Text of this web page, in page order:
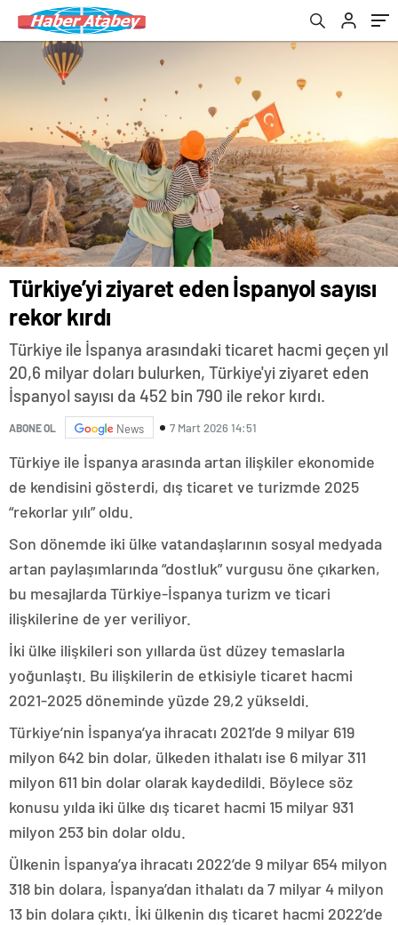
Türkiye’yi ziyaret eden İspanyol sayısı
rekor kırdı
Türkiye ile İspanya arasındaki ticaret hacmi geçen yıl
20,6 milyar doları bulurken, Türkiye'yi ziyaret eden
İspanyol sayısı da 452 bin 790 ile rekor kırdı.
ABONE OL News 7 Mart 2026 14:51
Türkiye ile İspanya arasında artan ilişkiler ekonomide
de kendisini gösterdi, dış ticaret ve turizmde 2025
“rekorlar yılı” oldu.
Son dönemde iki ülke vatandaşlarının sosyal medyada
artan paylaşımlarında “dostluk” vurgusu öne çıkarken,
bu mesajlarda Türkiye-İspanya turizm ve ticari
ilişkilerine de yer veriliyor.
İki ülke ilişkileri son yıllarda üst düzey temaslarla
yoğunlaştı. Bu ilişkilerin de etkisiyle ticaret hacmi
2021-2025 döneminde yüzde 29,2 yükseldi.
Türkiye’nin İspanya’ya ihracatı 2021’de 9 milyar 619
milyon 642 bin dolar, ülkeden ithalatı ise 6 milyar 311
milyon 611 bin dolar olarak kaydedildi. Böylece söz
konusu yılda iki ülke dış ticaret hacmi 15 milyar 931
milyon 253 bin dolar oldu.
Ülkenin İspanya’ya ihracatı 2022’de 9 milyar 654 milyon
318 bin dolara, İspanya’dan ithalatı da 7 milyar 4 milyon
13 bin dolara çıktı. İki ülkenin dış ticaret hacmi 2022’de